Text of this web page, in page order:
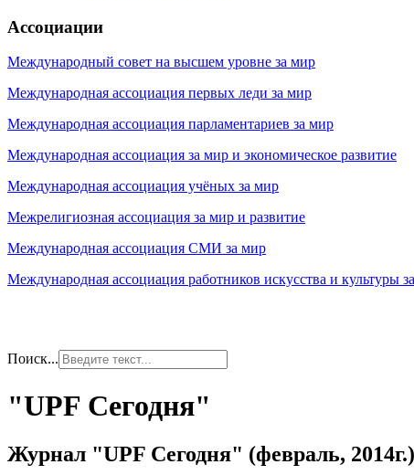
Ассоциации
Международный совет на высшем уровне за мир
Международная ассоциация первых леди за мир
Международная ассоциация парламентариев за мир
Международная ассоциация за мир и экономическое развитие
Международная ассоциация учёных за мир
Межрелигиозная ассоциация за мир и развитие
Международная ассоциация СМИ за мир
Международная ассоциация работников искусства и культуры
Поиск...
"UPF Сегодня"
Журнал "UPF Сегодня" (февраль, 2014г.)